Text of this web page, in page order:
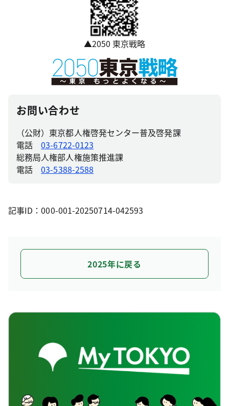
▲2050 東京戦略
お問い合わせ
（公財）東京都人権啓発センター普及啓発課
電話03-6722-0123
総務局人権部人権施策推進課
電話03-5388-2588
記事ID：000-001-20250714-042593
2025年に戻る